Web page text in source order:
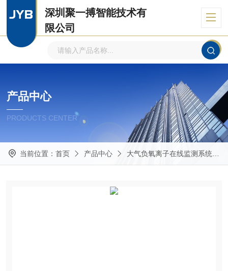
深圳聚一搏智能技术有
限公司
产品中心
PRODUCTS CENTER
当前位置： 首页 产品中心 大气负氧离子在线监测系统